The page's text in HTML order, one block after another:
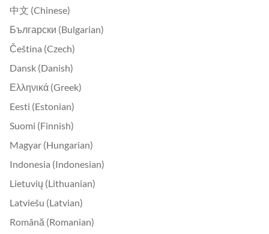
中文 (Chinese)
Български (Bulgarian)
Čeština (Czech)
Dansk (Danish)
Ελληνικά (Greek)
Eesti (Estonian)
Suomi (Finnish)
Magyar (Hungarian)
Indonesia (Indonesian)
Lietuvių (Lithuanian)
Latviešu (Latvian)
Română (Romanian)